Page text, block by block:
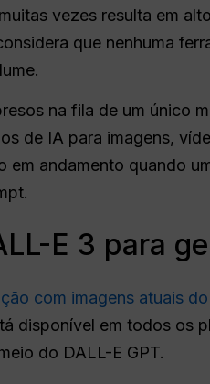
vezes resulta em
que nenhuma
na fila de um único
de IA para imagens,
andamento quando
E 3 para
com imagens atuais
disponível em todos os
do DALL-E GPT.